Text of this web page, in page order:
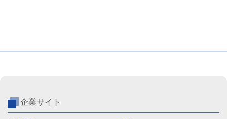
企業サイト